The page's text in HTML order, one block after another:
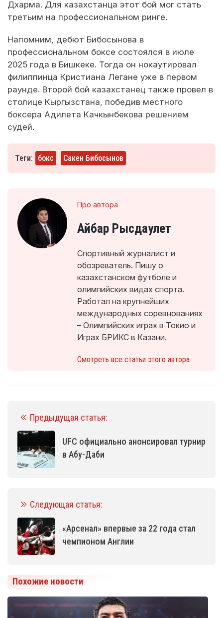
Дхарма. Для казахстанца этот бой мог стать
третьим на профессиональном ринге.
Напомним, дебют Бибосынова в
профессиональном боксе состоялся в июле
2025 года в Бишкеке. Тогда он нокаутировал
филиппинца Кристиана Легане уже в первом
раунде. Второй бой казахстанец также провел в
столице Кыргызстана, победив местного
боксера Адилета Качкынбекова решением
судей.
Теги: бокс Сакен Бибосынов
Про автора
Айбар Рысдаулет
Спортивный журналист и
обозреватель. Пишу о
казахстанском футболе и
олимпийских видах спорта.
Работал на крупнейших
международных соревнованиях
– Олимпийских играх в Токио и
Играх БРИКС в Казани.
Смотреть все статьи этого автора
Предыдущая статья:
UFC официально анонсировал турнир
в Абу-Даби
Следующая статья:
«Арсенал» впервые за 22 года стал
чемпионом Англии
Похожие новости